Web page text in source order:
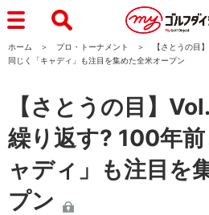
ホーム プロ・トーナメント
【さとうの目
同じく「キャディ」も注目を集めた全米オープン
【さとうの目】
繰り返す? 100年
ャディ」も注目を
プン